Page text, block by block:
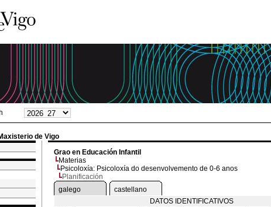
de Vigo
Grao en Educación Infantil
Materias
Psicoloxía: Psicoloxía do desenvolvemento de 0-6 anos
Planificación
galego
castellano
DATOS IDENTIFICATIVOS